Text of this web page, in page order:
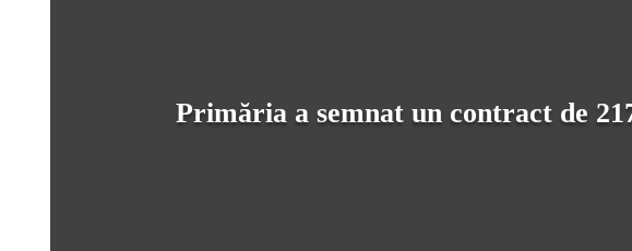
Primăria a semnat un contract de